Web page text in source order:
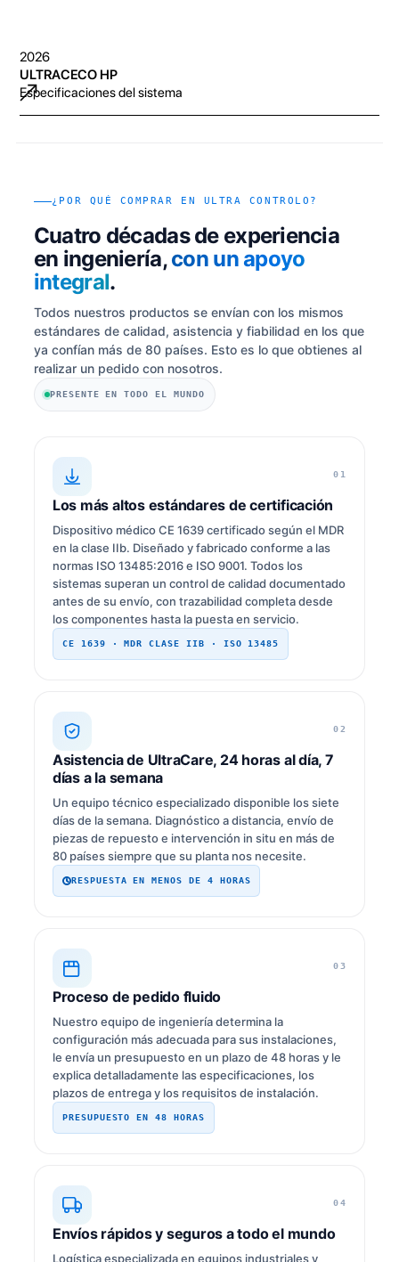
2026
ULTRACECO HP
Especificaciones del sistema
¿POR QUÉ COMPRAR EN ULTRA CONTROLO?
Cuatro décadas de experiencia
en ingeniería,con un apoyo
integral.
Todos nuestros productos se envían con los mismos
estándares de calidad, asistencia y fiabilidad en los que
ya confían más de 80 países. Esto es lo que obtienes al
realizar un pedido con nosotros.
PRESENTE EN TODO EL MUNDO
01
Los más altos estándares de certificación
Dispositivo médico CE 1639 certificado según el MDR
en la clase IIb. Diseñado y fabricado conforme a las
normas ISO 13485:2016 e ISO 9001. Todos los
sistemas superan un control de calidad documentado
antes de su envío, con trazabilidad completa desde
los componentes hasta la puesta en servicio.
CE 1639 · MDR CLASE IIB · ISO 13485
02
Asistencia de UltraCare, 24 horas al día, 7
días a la semana
Un equipo técnico especializado disponible los siete
días de la semana. Diagnóstico a distancia, envío de
piezas de repuesto e intervención in situ en más de
80 países siempre que su planta nos necesite.
RESPUESTA EN MENOS DE 4 HORAS
03
Proceso de pedido fluido
Nuestro equipo de ingeniería determina la
configuración más adecuada para sus instalaciones,
le envía un presupuesto en un plazo de 48 horas y le
explica detalladamente las especificaciones, los
plazos de entrega y los requisitos de instalación.
PRESUPUESTO EN 48 HORAS
04
Envíos rápidos y seguros a todo el mundo
Logística especializada en equipos industriales y